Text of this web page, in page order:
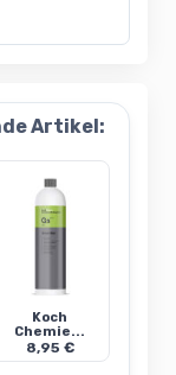
Artikel:
Koch
Chemie...
8,95 €